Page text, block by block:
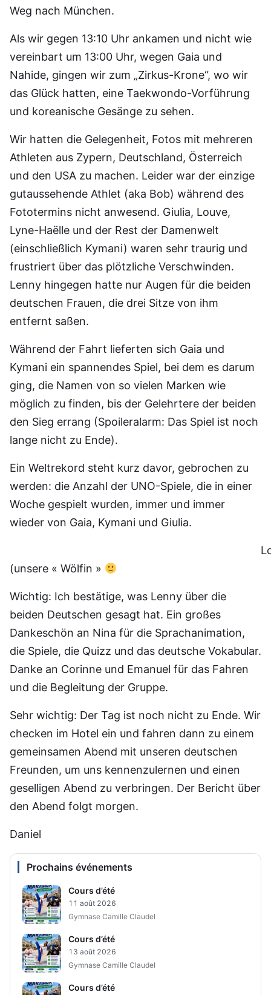
Weg nach München.
Als wir gegen 13:10 Uhr ankamen und nicht wie
vereinbart um 13:00 Uhr, wegen Gaia und
Nahide, gingen wir zum „Zirkus-Krone“, wo wir
das Glück hatten, eine Taekwondo-Vorführung
und koreanische Gesänge zu sehen.
Wir hatten die Gelegenheit, Fotos mit mehreren
Athleten aus Zypern, Deutschland, Österreich
und den USA zu machen. Leider war der einzige
gutaussehende Athlet (aka Bob) während des
Fototermins nicht anwesend. Giulia, Louve,
Lyne-Haëlle und der Rest der Damenwelt
(einschließlich Kymani) waren sehr traurig und
frustriert über das plötzliche Verschwinden.
Lenny hingegen hatte nur Augen für die beiden
deutschen Frauen, die drei Sitze von ihm
entfernt saßen.
Während der Fahrt lieferten sich Gaia und
Kymani ein spannendes Spiel, bei dem es darum
ging, die Namen von so vielen Marken wie
möglich zu finden, bis der Gelehrtere der beiden
den Sieg errang (Spoileralarm: Das Spiel ist noch
lange nicht zu Ende).
Ein Weltrekord steht kurz davor, gebrochen zu
werden: die Anzahl der UNO-Spiele, die in einer
Woche gespielt wurden, immer und immer
wieder von Gaia, Kymani und Giulia.
(unsere « Wölfin »
Wichtig: Ich bestätige, was Lenny über die
beiden Deutschen gesagt hat. Ein großes
Dankeschön an Nina für die Sprachanimation,
die Spiele, die Quizz und das deutsche Vokabular.
Danke an Corinne und Emanuel für das Fahren
und die Begleitung der Gruppe.
Sehr wichtig: Der Tag ist noch nicht zu Ende. Wir
checken im Hotel ein und fahren dann zu einem
gemeinsamen Abend mit unseren deutschen
Freunden, um uns kennenzulernen und einen
geselligen Abend zu verbringen. Der Bericht über
den Abend folgt morgen.
Daniel
Prochains événements
Cours d’été
11 août 2026
Gymnase Camille Claudel
Cours d’été
13 août 2026
Gymnase Camille Claudel
Cours d’été